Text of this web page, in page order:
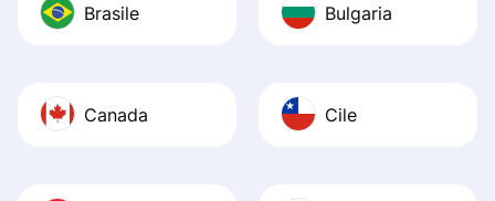
Brasile Bulgaria
Canada Cile